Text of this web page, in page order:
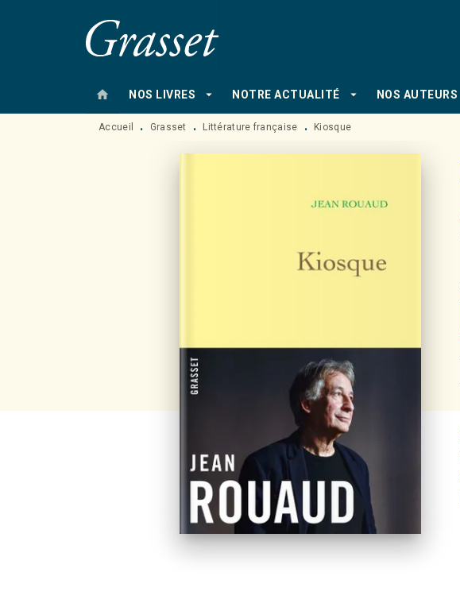
MENU RECHERCHE
home NOS LIVRES arrow_drop_down NOTRE ACTUALITÉ arrow_drop_down NOS AUTEURS
Accueil • Grasset • Littérature française • Kiosque